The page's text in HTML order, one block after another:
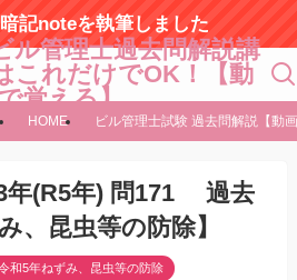
記noteを執筆しました
ル管理士過去問解説講
これだけでOK！【動
覚える】
HOME ビル管理士試験 過去問解説【動
年(R5年) 問171 過去
、昆虫等の防除】
和5年ねずみ、昆虫等の防除